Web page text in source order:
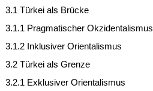
3.1 Türkei als Brücke
3.1.1 Pragmatischer Okzidentalismus
3.1.2 Inklusiver Orientalismus
3.2 Türkei als Grenze
3.2.1 Exklusiver Orientalismus